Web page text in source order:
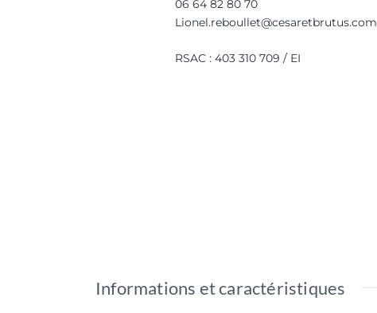
06 64 82 80 70
Lionel.reboullet@cesaretbrutus.com
RSAC : 403 310 709 / EI
Informations et caractéristiques